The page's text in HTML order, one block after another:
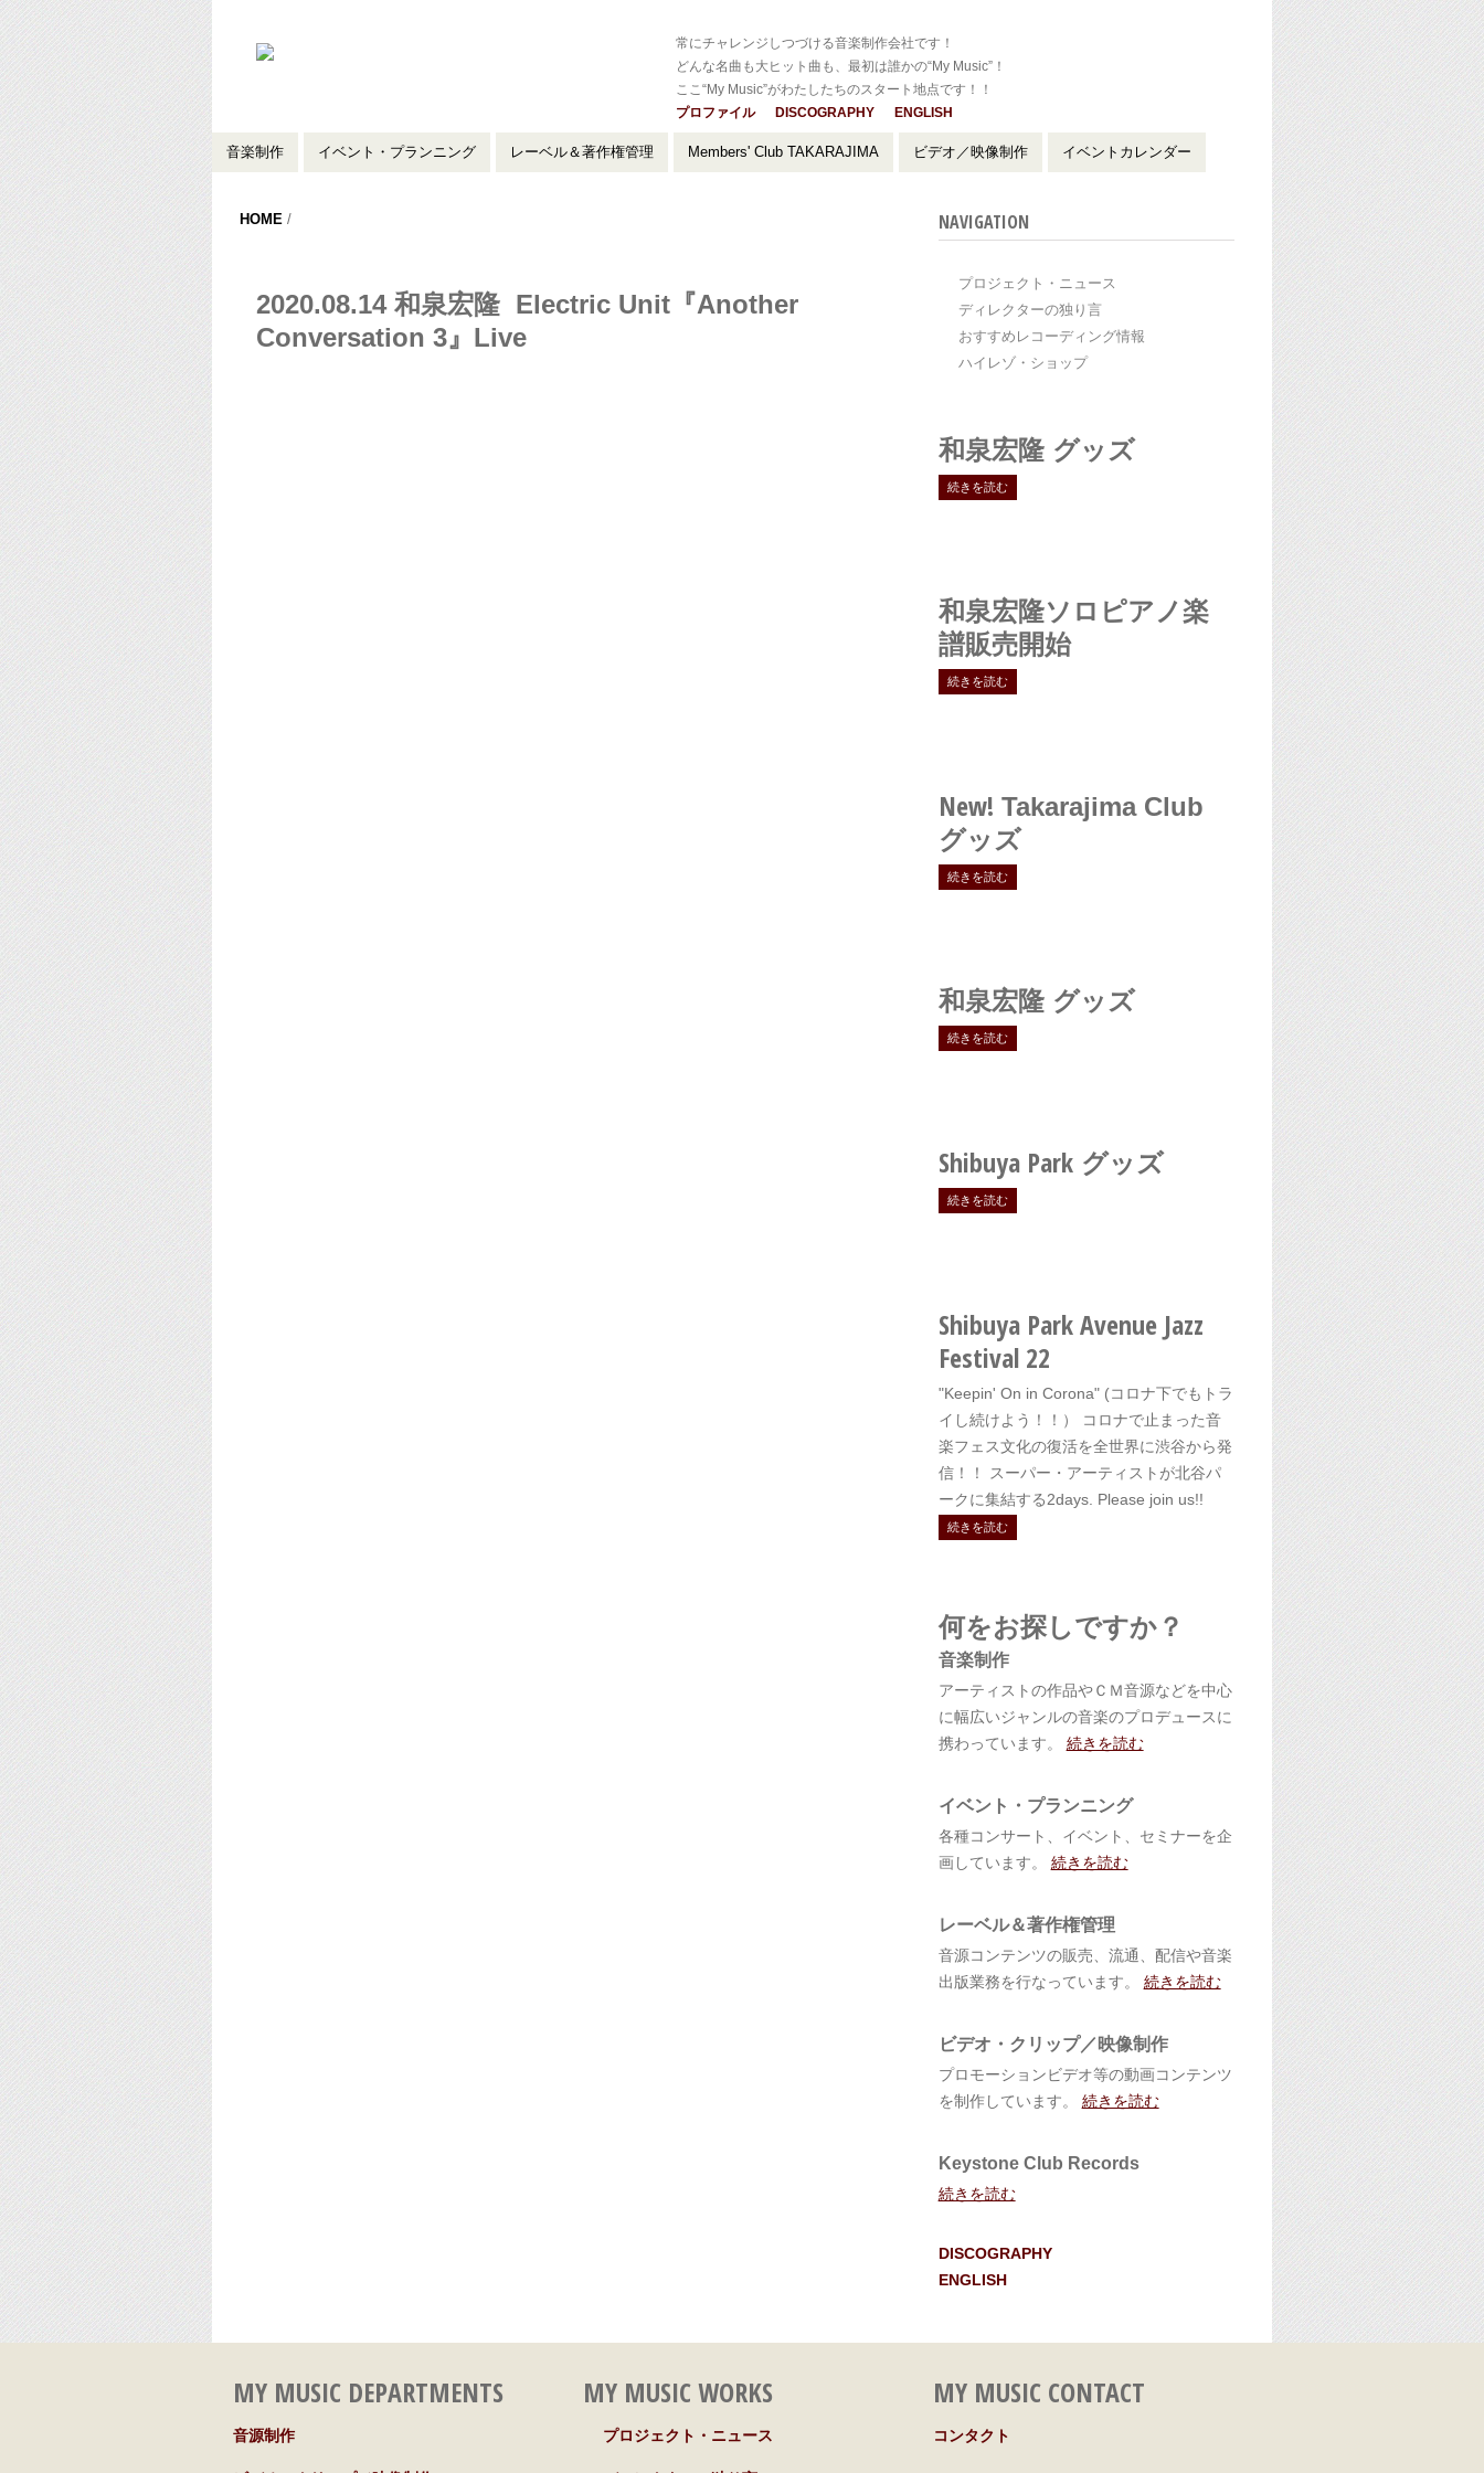
常にチャレンジしつづける音楽制作会社です！
どんな名曲も大ヒット曲も、最初は誰かの“My Music”！
ここ“My Music”がわたしたちのスタート地点です！！
プロファイル
DISCOGRAPHY ENGLISH
音楽制作 イベント・プランニング レーベル＆著作権管理 Members' Club TAKARAJIMA ビデオ／映像制作 イベントカレンダー
HOME/
2020.08.14 和泉宏隆 Electric Unit『Another
Conversation 3』Live
NAVIGATION
プロジェクト・ニュース
ディレクターの独り言
おすすめレコーディング情報
ハイレゾ・ショップ
和泉宏隆 グッズ
続きを読む
和泉宏隆ソロピアノ楽
譜販売開始
続きを読む
New! Takarajima Club
グッズ
続きを読む
和泉宏隆 グッズ
続きを読む
Shibuya Parkグッズ
続きを読む
Shibuya Park Avenue Jazz
Festival 22
"Keepin' On in Corona" (コロナ下でもトラ
イし続けよう！！） コロナで止まった音
楽フェス文化の復活を全世界に渋谷から発
信！！ スーパー・アーティストが北谷パ
ークに集結する2days. Please join us!!
続きを読む
何をお探しですか？
音楽制作
アーティストの作品やＣＭ音源などを中心
に幅広いジャンルの音楽のプロデュースに
携わっています。 続きを読む
イベント・プランニング
各種コンサート、イベント、セミナーを企
画しています。 続きを読む
レーベル＆著作権管理
音源コンテンツの販売、流通、配信や音楽
出版業務を行なっています。 続きを読む
ビデオ・クリップ／映像制作
プロモーションビデオ等の動画コンテンツ
を制作しています。 続きを読む
Keystone Club Records
続きを読む
DISCOGRAPHY
ENGLISH
MY MUSIC DEPARTMENTS
音源制作
MY MUSIC WORKS
プロジェクト・ニュース
MY MUSIC CONTACT
コンタクト